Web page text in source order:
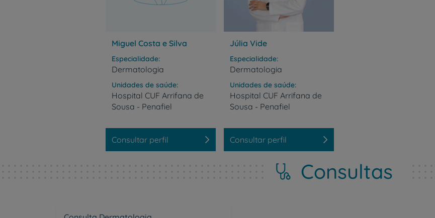
CUF Academic Center
Para profissionais
Sobre nós
Contacte-nos
PT EN
Miguel Costa e Silva
Especialidade
Dermatologia
Unidades de saúde
Hospital CUF Arrifana de
Sousa - Penafiel
Consultar perfil
Júlia Vide
Especialidade
Dermatologia
Unidades de saúde
Hospital CUF Arrifana de
Sousa - Penafiel
Consultar perfil
Consultas